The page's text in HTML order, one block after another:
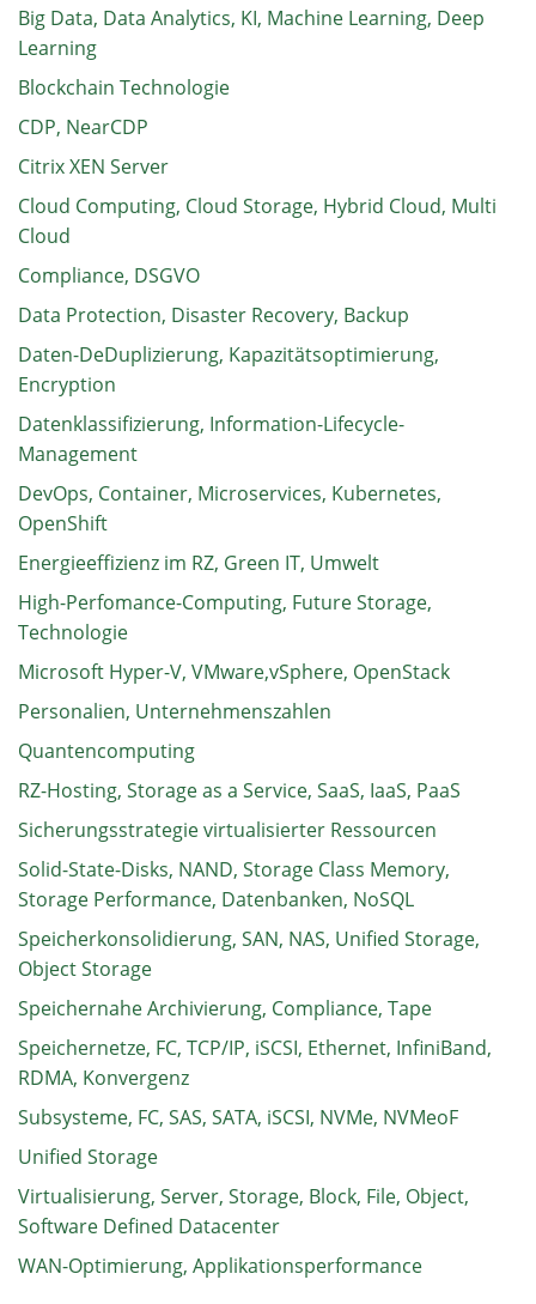
Big Data, Data Analytics, KI, Machine Learning, Deep
Learning
Blockchain Technologie
CDP, NearCDP
Citrix XEN Server
Cloud Computing, Cloud Storage, Hybrid Cloud, Multi
Cloud
Compliance, DSGVO
Data Protection, Disaster Recovery, Backup
Daten-DeDuplizierung, Kapazitätsoptimierung,
Encryption
Datenklassifizierung, Information-Lifecycle-
Management
DevOps, Container, Microservices, Kubernetes,
OpenShift
Energieeffizienz im RZ, Green IT, Umwelt
High-Perfomance-Computing, Future Storage,
Technologie
Microsoft Hyper-V, VMware,vSphere, OpenStack
Personalien, Unternehmenszahlen
Quantencomputing
RZ-Hosting, Storage as a Service, SaaS, IaaS, PaaS
Sicherungsstrategie virtualisierter Ressourcen
Solid-State-Disks, NAND, Storage Class Memory,
Storage Performance, Datenbanken, NoSQL
Speicherkonsolidierung, SAN, NAS, Unified Storage,
Object Storage
Speichernahe Archivierung, Compliance, Tape
Speichernetze, FC, TCP/IP, iSCSI, Ethernet, InfiniBand,
RDMA, Konvergenz
Subsysteme, FC, SAS, SATA, iSCSI, NVMe, NVMeoF
Unified Storage
Virtualisierung, Server, Storage, Block, File, Object,
Software Defined Datacenter
WAN-Optimierung, Applikationsperformance